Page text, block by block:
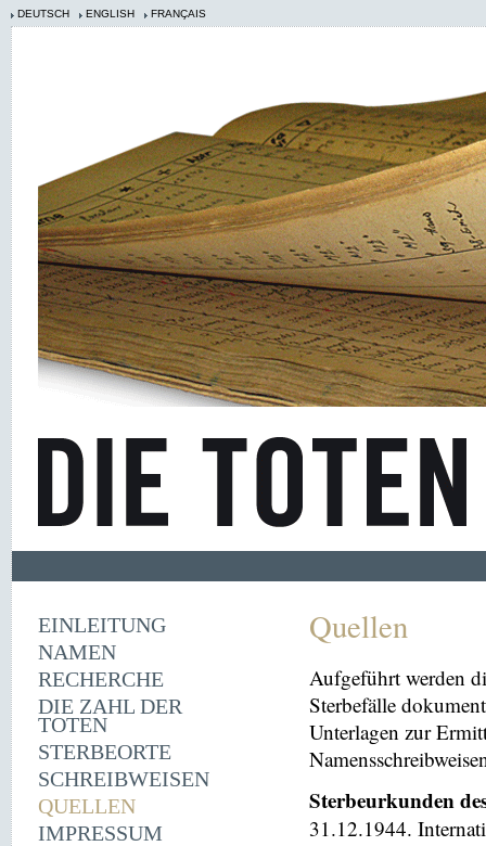
DEUTSCH ENGLISH FRANÇAIS
EINLEITUNG
NAMEN
RECHERCHE
DIE ZAHL DER
TOTEN
STERBEORTE
SCHREIBWEISEN
QUELLEN
IMPRESSUM
Quellen
Aufgeführt werden
Sterbefälle
Unterlagen zur
Sterbeurkunden
31.12.1944.